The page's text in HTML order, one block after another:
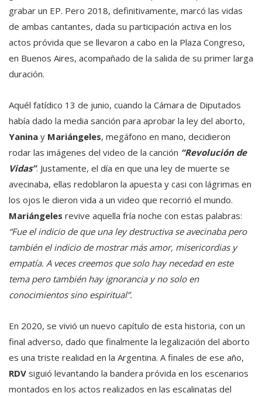
grabar un EP. Pero 2018, definitivamente, marcó las vidas
de ambas cantantes, dada su participación activa en los
actos próvida que se llevaron a cabo en la Plaza Congreso,
en Buenos Aires, acompañado de la salida de su primer larga
duración.
Aquél fatídico 13 de junio, cuando la Cámara de Diputados
había dado la media sanción para aprobar la ley del aborto,
Yanina y Mariángeles, megáfono en mano, decidieron
rodar las imágenes del video de la canción “Revolución de
Vidas”. Justamente, el día en que una ley de muerte se
avecinaba, ellas redoblaron la apuesta y casi con lágrimas en
los ojos le dieron vida a un video que recorrió el mundo.
Mariángeles revive aquella fría noche con estas palabras:
“Fue el indicio de que una ley destructiva se avecinaba pero
también el indicio de mostrar más amor, misericordias y
empatía. A veces creemos que solo hay necedad en este
tema pero también hay ignorancia y no solo en
conocimientos sino espiritual”.
En 2020, se vivió un nuevo capítulo de esta historia, con un
final adverso, dado que finalmente la legalización del aborto
es una triste realidad en la Argentina. A finales de ese año,
RDV siguió levantando la bandera próvida en los escenarios
montados en los actos realizados en las escalinatas del